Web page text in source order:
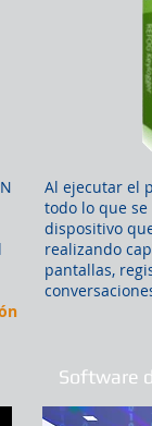
Al ejecutar el
todo lo que
dispositivo
realizando
pantallas,
Software